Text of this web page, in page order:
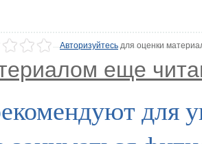
Авторизуйтесьдля оценки
еще
для